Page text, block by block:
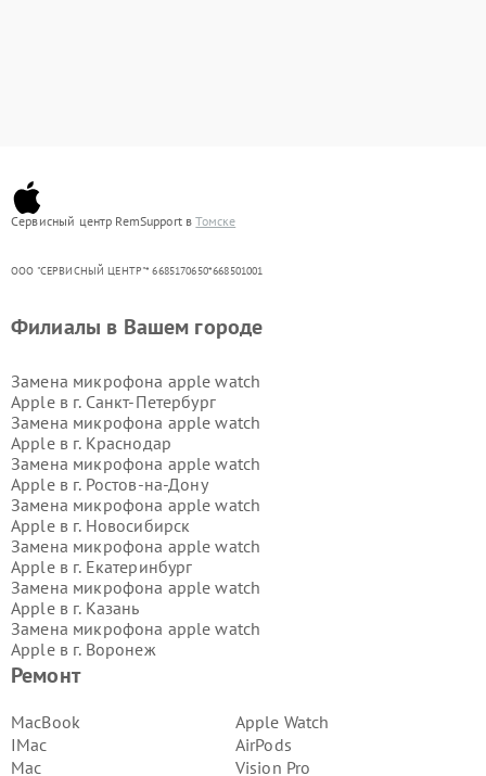
Сервисный центр RemSupport вТомске
ООО "СЕРВИСНЫЙ ЦЕНТР"* 6685170650*668501001
Ремонт
MacBook
IMac
Mac
Apple Watch
AirPods
Vision Pro
Филиалы в Вашем городе
Замена микрофона apple watch
Apple в г. Санкт-Петербург
Замена микрофона apple watch
Apple в г. Краснодар
Замена микрофона apple watch
Apple в г. Ростов-на-Дону
Замена микрофона apple watch
Apple в г. Новосибирск
Замена микрофона apple watch
Apple в г. Екатеринбург
Замена микрофона apple watch
Apple в г. Казань
Замена микрофона apple watch
Apple в г. Воронеж
Замена микрофона apple watch
Замена микрофона apple watch
Apple в г.
Замена микрофона apple watch